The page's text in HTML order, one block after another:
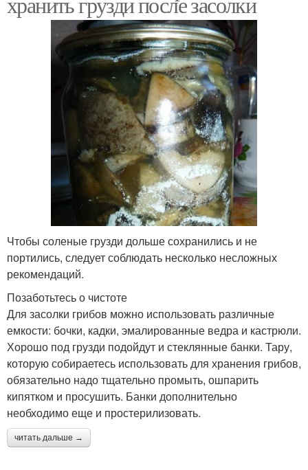
Чтобы соленые грузди дольше сохранились и не
портились, следует соблюдать несколько несложных
рекомендаций.
Позаботьтесь о чистоте
Для засолки грибов можно использовать различные
емкости: бочки, кадки, эмалированные ведра и кастрюли.
Хорошо под грузди подойдут и стеклянные банки. Тару,
которую собираетесь использовать для хранения грибов,
обязательно надо тщательно промыть, ошпарить
кипятком и просушить. Банки дополнительно
необходимо еще и простерилизовать.
читать дальше →